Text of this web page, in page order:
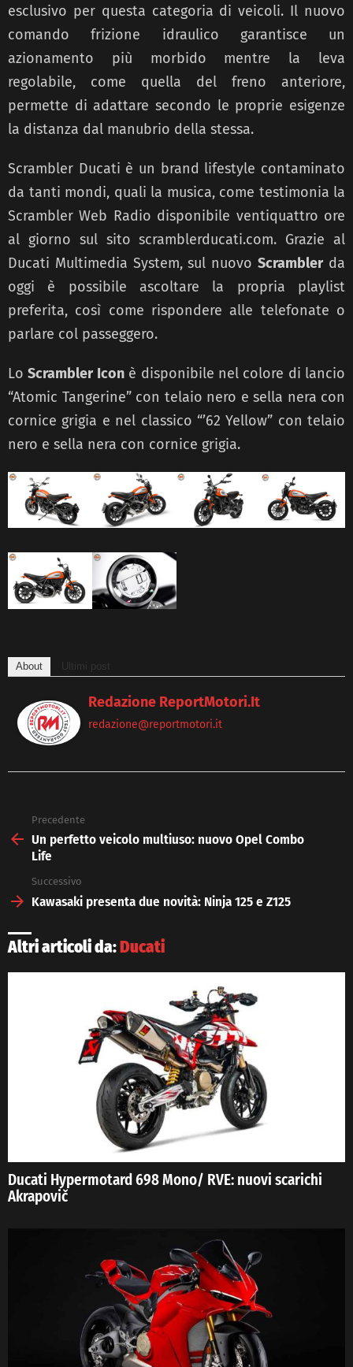
esclusivo per questa categoria di veicoli. Il nuovo
comando frizione idraulico garantisce un
azionamento più morbido mentre la leva
regolabile, come quella del freno anteriore,
permette di adattare secondo le proprie esigenze
la distanza dal manubrio della stessa.
Scrambler Ducati è un brand lifestyle contaminato
da tanti mondi, quali la musica, come testimonia la
Scrambler Web Radio disponibile ventiquattro ore
al giorno sul sito scramblerducati.com. Grazie al
Ducati Multimedia System, sul nuovoScramblerda
oggi è possibile ascoltare la propria playlist
preferita, così come rispondere alle telefonate o
parlare col passeggero.
LoScrambler Iconè disponibile nel colore di lancio
“Atomic Tangerine” con telaio nero e sella nera con
cornice grigia e nel classico “’62 Yellow” con telaio
nero e sella nera con cornice grigia.
About Ultimi post
Redazione ReportMotori.it
redazione@reportmotori.it
more
Precedente
Un perfetto veicolo multiuso: nuovo Opel Combo
Life
Successivo
Kawasaki presenta due novità: Ninja 125 e Z125
Altri articoli da:Ducati
Ducati Hypermotard 698 Mono/ RVE: nuovi scarichi
Akrapovič